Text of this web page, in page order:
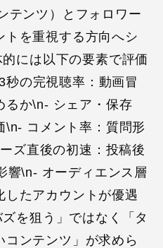
テンツ）とフォロワー
トを重視する方向へシ
には以下の要素で評価
の完視聴率：動画冒
るか\n- シェア・保存
\n- コメント率：質問形
ズ直後の初速：投稿後
響\n- オーディエンス層
たアカウントが優遇
を狙う」ではなく「タ
ンテンツ」が求めら